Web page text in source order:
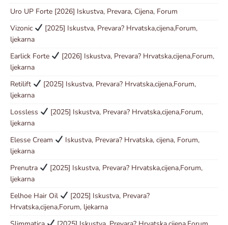
Uro UP Forte [2026] Iskustva, Prevara, Cijena, Forum
Vizonic
[2025] Iskustva, Prevara? Hrvatska,cijena,Forum,
ljekarna
Earlick Forte
[2026] Iskustva, Prevara? Hrvatska,cijena,Forum,
ljekarna
Retilift
[2025] Iskustva, Prevara? Hrvatska,cijena,Forum,
ljekarna
Lossless
[2025] Iskustva, Prevara? Hrvatska,cijena,Forum,
ljekarna
Elesse Cream
Iskustva, Prevara? Hrvatska, cijena, Forum,
ljekarna
Prenutra
[2025] Iskustva, Prevara? Hrvatska,cijena,Forum,
ljekarna
Eelhoe Hair Oil
[2025] Iskustva, Prevara?
Hrvatska,cijena,Forum, ljekarna